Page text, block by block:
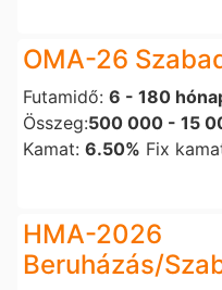
OMA-26
Futamidő: 6 - 180
Összeg:500 000 - 15
Kamat: 6.50% Fix
HMA-2026
Beruházás/